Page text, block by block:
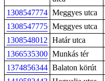
1308547774 Meggyes utca
1308547775 Meggyes utca
1308548012 Határ utca
1366535300 Munkás tér
1374856344 Balaton körút